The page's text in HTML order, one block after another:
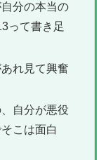
分の本当の
って書き足
れ見て興奮
自分が悪役
こは面白